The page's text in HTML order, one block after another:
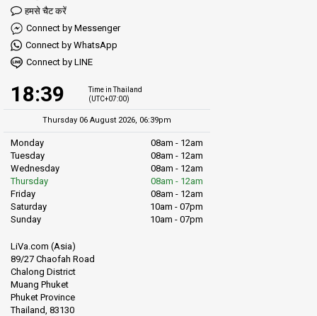
हमसे चैट करें
Connect by Messenger
Connect by WhatsApp
Connect by LINE
18:39
Time in Thailand
(UTC+07:00)
Thursday 06 August 2026, 06:39pm
Monday
08am - 12am
Tuesday
08am - 12am
Wednesday
08am - 12am
Thursday
08am - 12am
Friday
08am - 12am
Saturday
10am - 07pm
Sunday
10am - 07pm
LiVa.com (Asia)
89/27 Chaofah Road
Chalong District
Muang Phuket
Phuket Province
Thailand, 83130